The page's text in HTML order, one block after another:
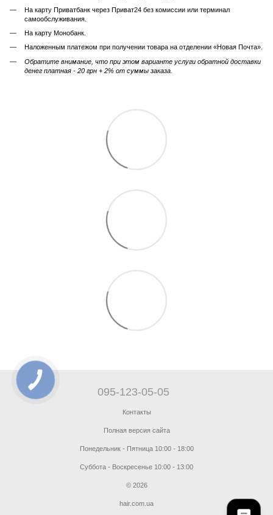
На карту Приватбанк через Приват24 без комиссии или терминал
самообслуживания.
На карту Монобанк.
Наложенным платежом при получении товара на отделении «Новая Почта».
Обратите внимание, что при этом варианте услуги обратной доставки
денег платная - 20 грн + 2% от суммы заказа.
095-123-05-05
Контакты
Полная версия сайта
Понедельник - Пятница 10:00 - 18:00
Суббота - Воскресенье 10:00 - 13:00
© 2026
hair.com.ua